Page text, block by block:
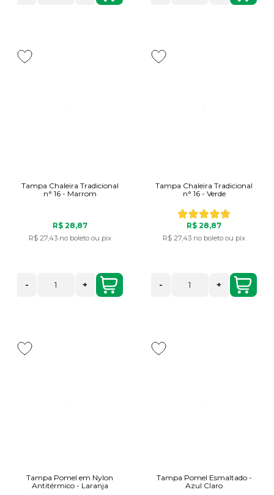
Tampa Chaleira Tradicional
n° 16 - Marrom
R$ 28,87
R$ 27,43 no boleto ou pix
- +
Tampa Chaleira Tradicional
n° 16 - Verde
R$ 28,87
R$ 27,43 no boleto ou pix
- +
Tampa Pomel em Nylon
Antitérmico - Laranja
Tampa Pomel Esmaltado -
Azul Claro